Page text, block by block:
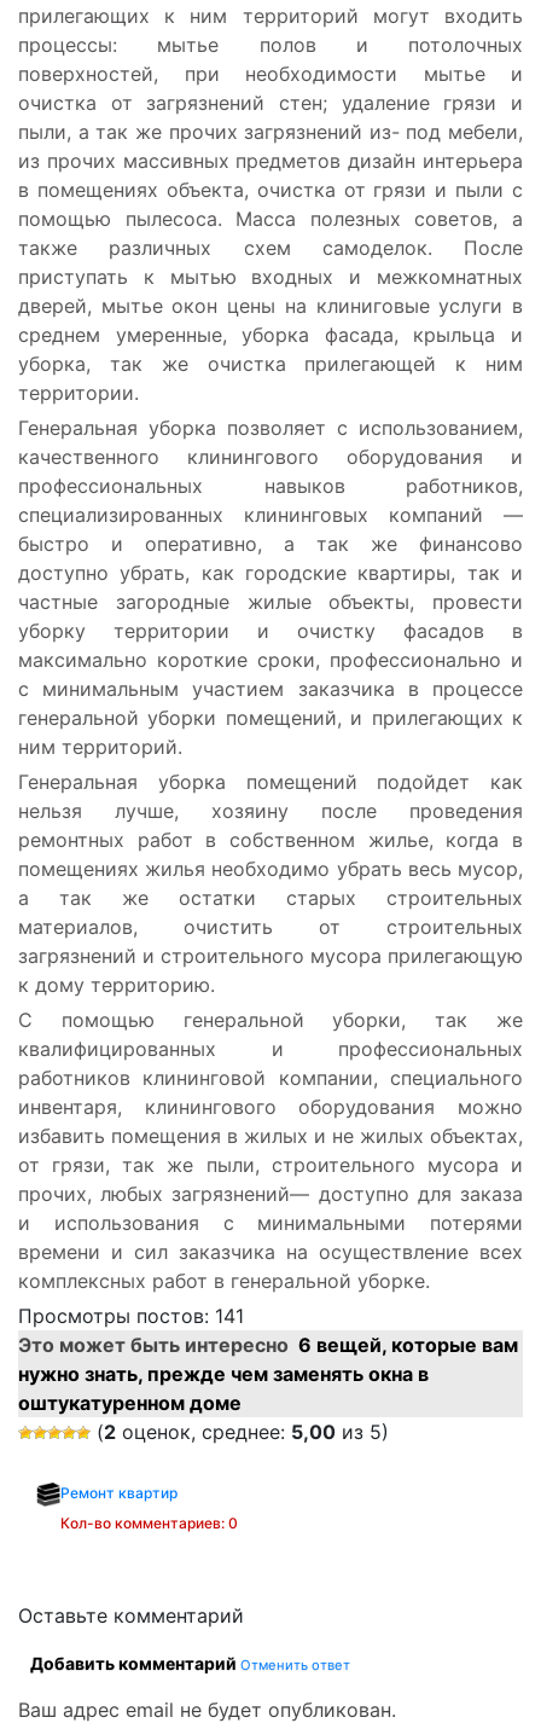
прилегающих к ним территорий могут входить
процессы: мытье полов и потолочных
поверхностей, при необходимости мытье и
очистка от загрязнений стен; удаление грязи и
пыли, а так же прочих загрязнений из- под мебели,
из прочих массивных предметов дизайн интерьера
в помещениях объекта, очистка от грязи и пыли с
помощью пылесоса. Масса полезных советов, а
также различных схем самоделок. После
приступать к мытью входных и межкомнатных
дверей, мытье окон цены на клиниговые услуги в
среднем умеренные, уборка фасада, крыльца и
уборка, так же очистка прилегающей к ним
территории.
Генеральная уборка позволяет с использованием,
качественного клинингового оборудования и
профессиональных навыков работников,
специализированных клининговых компаний —
быстро и оперативно, а так же финансово
доступно убрать, как городские квартиры, так и
частные загородные жилые объекты, провести
уборку территории и очистку фасадов в
максимально короткие сроки, профессионально и
с минимальным участием заказчика в процессе
генеральной уборки помещений, и прилегающих к
ним территорий.
Генеральная уборка помещений подойдет как
нельзя лучше, хозяину после проведения
ремонтных работ в собственном жилье, когда в
помещениях жилья необходимо убрать весь мусор,
а так же остатки старых строительных
материалов, очистить от строительных
загрязнений и строительного мусора прилегающую
к дому территорию.
С помощью генеральной уборки, так же
квалифицированных и профессиональных
работников клининговой компании, специального
инвентаря, клинингового оборудования можно
избавить помещения в жилых и не жилых объектах,
от грязи, так же пыли, строительного мусора и
прочих, любых загрязнений— доступно для заказа
и использования с минимальными потерями
времени и сил заказчика на осуществление всех
комплексных работ в генеральной уборке.
Просмотры постов: 141
Это может быть интересно 6 вещей, которые вам
нужно знать, прежде чем заменять окна в
оштукатуренном доме
(2 оценок, среднее: 5,00 из 5)
Ремонт квартир
Кол-во комментариев: 0
Оставьте комментарий
Добавить комментарий Отменить ответ
Ваш адрес email не будет опубликован.